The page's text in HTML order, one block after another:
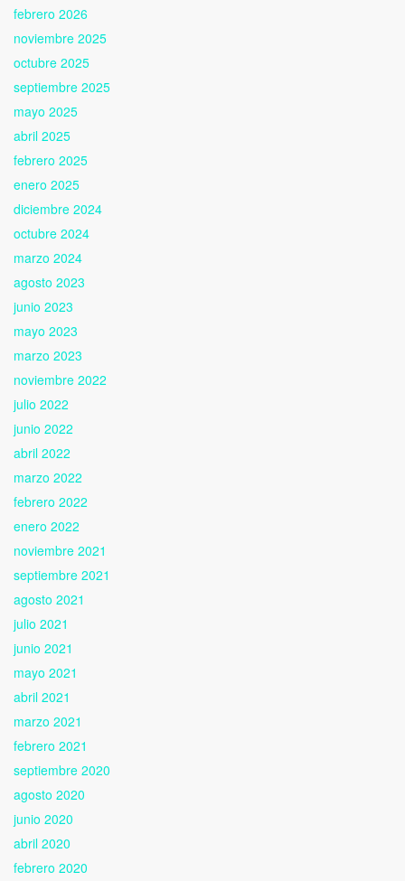
febrero 2026
noviembre 2025
octubre 2025
septiembre 2025
mayo 2025
abril 2025
febrero 2025
enero 2025
diciembre 2024
octubre 2024
marzo 2024
agosto 2023
junio 2023
mayo 2023
marzo 2023
noviembre 2022
julio 2022
junio 2022
abril 2022
marzo 2022
febrero 2022
enero 2022
noviembre 2021
septiembre 2021
agosto 2021
julio 2021
junio 2021
mayo 2021
abril 2021
marzo 2021
febrero 2021
septiembre 2020
agosto 2020
junio 2020
abril 2020
febrero 2020